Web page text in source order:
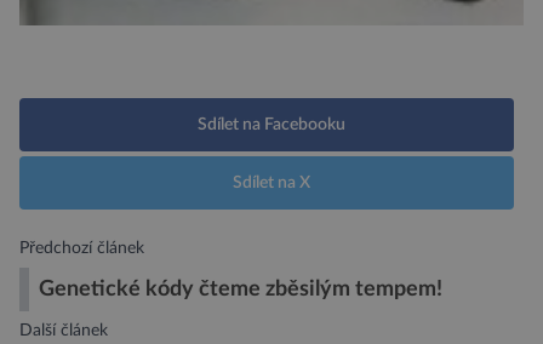
Sdílet na Facebooku
Sdílet na X
Předchozí článek
Genetické kódy čteme zběsilým tempem!
Další článek